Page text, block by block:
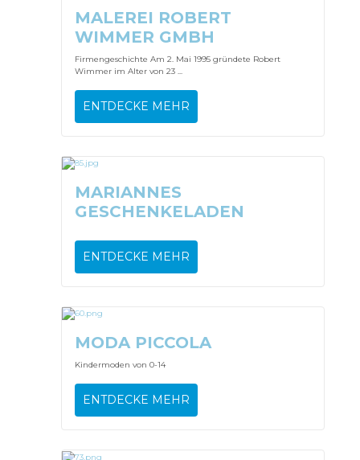
MALEREI ROBERT
WIMMER GMBH
Firmengeschichte Am 2. Mai 1995 gründete Robert
Wimmer im Alter von 23 ...
ENTDECKE MEHR
MARIANNES
GESCHENKELADEN
ENTDECKE MEHR
MODA PICCOLA
Kindermoden von 0-14
ENTDECKE MEHR